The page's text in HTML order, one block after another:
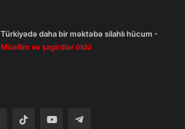
Türkiyədə daha bir məktəbə silahlı hücum -
Müəllim və şagirdlər öldü